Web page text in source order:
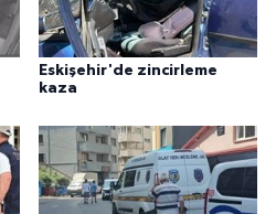
Eskişehir'de zincirleme
kaza